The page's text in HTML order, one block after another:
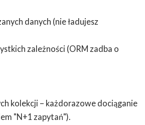
danych (nie ładujesz
zależności (ORM zadba o
kolekcji – każdorazowe dociąganie
"N+1 zapytań").